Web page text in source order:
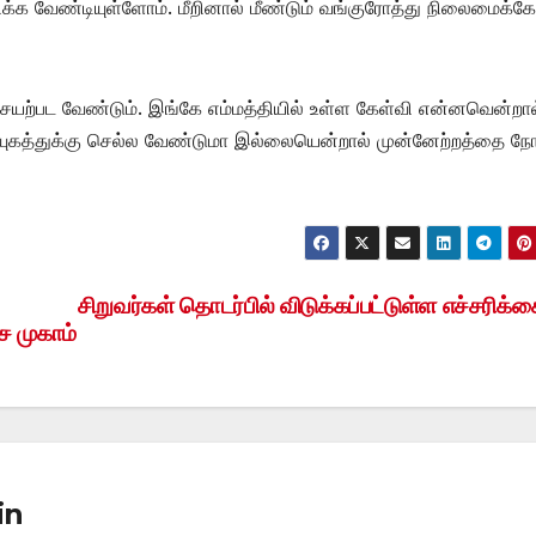
வேண்டியுள்ளோம். மீறினால் மீண்டும் வங்குரோத்து நிலைமைக்கே
வேண்டும். இங்கே எம்மத்தியில் உள்ள கேள்வி
யுகத்துக்கு செல்ல வேண்டுமா இல்லையென்றால் முன்னேற்றத்தை
சிறுவர்கள் தொடர்பில் விடுக்கப்பட்டுள்ள
முகாம்